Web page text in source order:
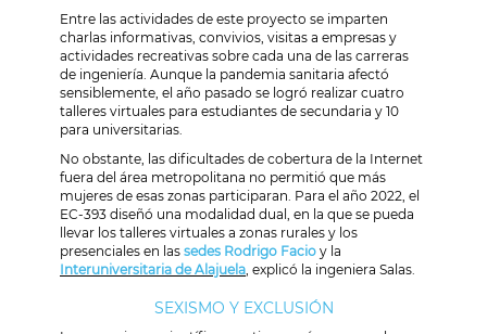
Entre las actividades de este proyecto se imparten
charlas informativas, convivios, visitas a empresas y
actividades recreativas sobre cada una de las carreras
de ingeniería. Aunque la pandemia sanitaria afectó
sensiblemente, el año pasado se logró realizar cuatro
talleres virtuales para estudiantes de secundaria y 10
para universitarias.
No obstante, las dificultades de cobertura de la Internet
fuera del área metropolitana no permitió que más
mujeres de esas zonas participaran. Para el año 2022, el
EC-393 diseñó una modalidad dual, en la que se pueda
llevar los talleres virtuales a zonas rurales y los
presenciales en las sedes Rodrigo Facio y la
Interuniversitaria de Alajuela, explicó la ingeniera Salas.
SEXISMO Y EXCLUSIÓN